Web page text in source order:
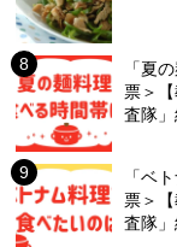
「夏
票＞
査隊」
「ベ
票＞
査隊」